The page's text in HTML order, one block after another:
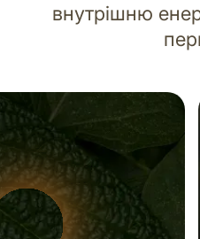
внутрішню